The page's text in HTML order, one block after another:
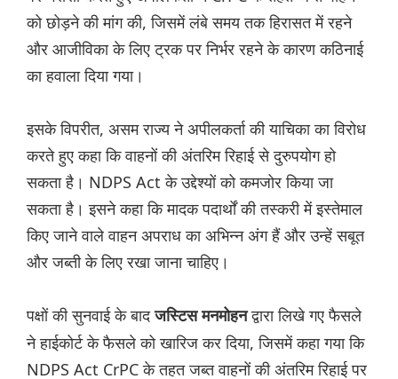
को छोड़ने की मांग की, जिसमें लंबे समय तक हिरासत में रहने
और आजीविका के लिए ट्रक पर निर्भर रहने के कारण कठिनाई
का हवाला दिया गया।
इसके विपरीत, असम राज्य ने अपीलकर्ता की याचिका का विरोध
करते हुए कहा कि वाहनों की अंतरिम रिहाई से दुरुपयोग हो
सकता है। NDPS Act के उद्देश्यों को कमजोर किया जा
सकता है। इसने कहा कि मादक पदार्थों की तस्करी में इस्तेमाल
किए जाने वाले वाहन अपराध का अभिन्न अंग हैं और उन्हें सबूत
और जब्ती के लिए रखा जाना चाहिए।
पक्षों की सुनवाई के बादजस्टिस मनमोहनद्वारा लिखे गए फैसले
ने हाईकोर्ट के फैसले को खारिज कर दिया, जिसमें कहा गया कि
NDPS Act CrPC के तहत जब्त वाहनों की अंतरिम रिहाई पर